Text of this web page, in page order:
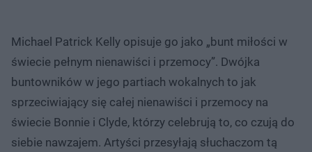
Michael Patrick Kelly opisuje go jako „bunt miłości w
świecie pełnym nienawiści i przemocy”. Dwójka
buntowników w jego partiach wokalnych to jak
sprzeciwiający się całej nienawiści i przemocy na
świecie Bonnie i Clyde, którzy celebrują to, co czują do
siebie nawzajem. Artyści przesyłają słuchaczom tą